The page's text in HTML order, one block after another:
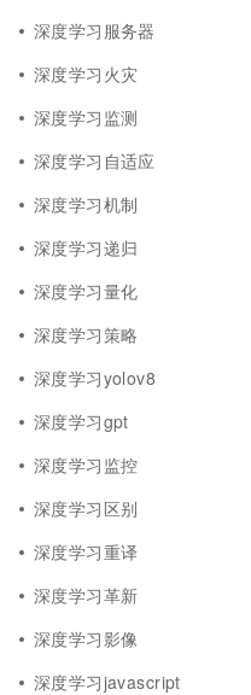
深度学习服务器
深度学习火灾
深度学习监测
深度学习自适应
深度学习机制
深度学习递归
深度学习量化
深度学习策略
深度学习yolov8
深度学习gpt
深度学习监控
深度学习区别
深度学习重译
深度学习革新
深度学习影像
深度学习javascript